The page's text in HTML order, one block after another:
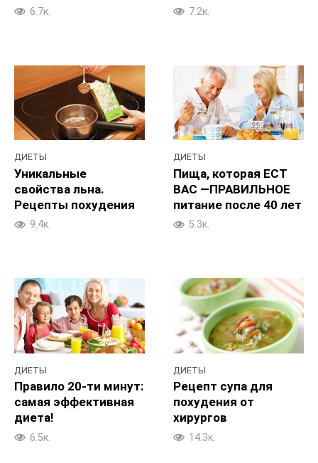
6.7к. 7.2к.
ДИЕТЫ
Уникальные
свойства льна.
Рецепты похудения
9.4к.
ДИЕТЫ
Пища, которая ЕСТ
ВАС —ПРАВИЛЬНОЕ
питание после 40 лет
5.3к.
ДИЕТЫ
Правило 20-ти минут:
самая эффективная
диета!
6.5к.
ДИЕТЫ
Рецепт супа для
похудения от
хирургов
14.3к.